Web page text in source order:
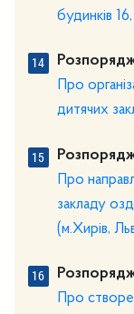
будинків
Про
дитячих
Про
закладу
(м.Хирів,
Про